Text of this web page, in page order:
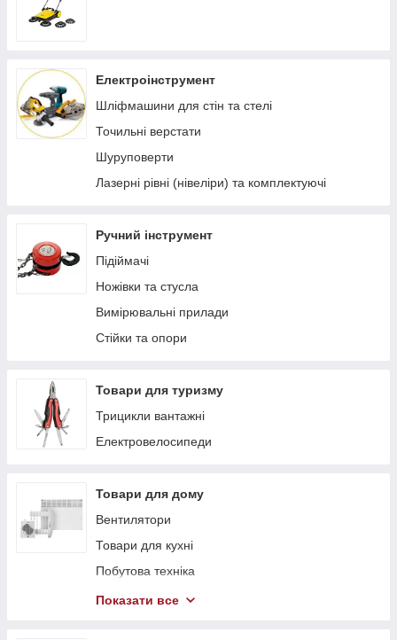
Електроінструмент
Шліфмашини для стін та стелі
Точильні верстати
Шуруповерти
Лазерні рівні (нівеліри) та комплектуючі
Ручний інструмент
Підіймачі
Ножівки та стусла
Вимірювальні прилади
Стійки та опори
Товари для туризму
Трицикли вантажні
Електровелосипеди
Товари для дому
Вентилятори
Товари для кухні
Побутова техніка
Теплові гармати
Показати все